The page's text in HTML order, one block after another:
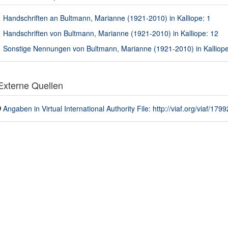
Handschriften an Bultmann, Marianne (1921-2010) in Kalliope: 1
Handschriften von Bultmann, Marianne (1921-2010) in Kalliope: 12
Sonstige Nennungen von Bultmann, Marianne (1921-2010) in
Quellen
Angaben in Virtual International Authority File: http://viaf.org/viaf/